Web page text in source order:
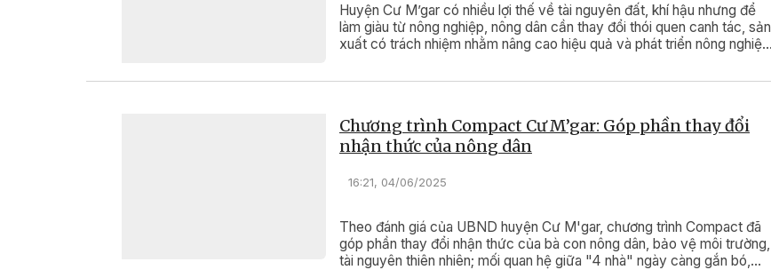
Huyện Cư M’gar có nhiều lợi thế về tài nguyên đất, khí hậu nhưng để
làm giàu từ nông nghiệp, nông dân cần thay đổi thói quen canh tác, sản
xuất có trách nhiệm nhằm nâng cao hiệu quả và phát triển nông nghiệp
Chương trình Compact Cư M’gar: Góp phần thay đổi
nhận thức của nông dân
16:21, 04/06/2025
Theo đánh giá của UBND huyện Cư M'gar, chương trình Compact đã
góp phần thay đổi nhận thức của bà con nông dân, bảo vệ môi trường,
tài nguyên thiên nhiên; mối quan hệ giữa "4 nhà" ngày càng gắn bó,